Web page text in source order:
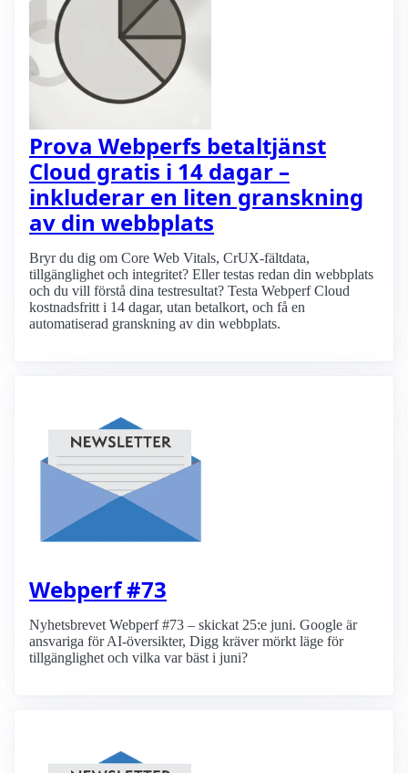
Prova Webperfs betaltjänst
Cloud gratis i 14 dagar –
inkluderar en liten granskning
av din webbplats
Bryr du dig om Core Web Vitals, CrUX-fältdata,
tillgänglighet och integritet? Eller testas redan din webbplats
och du vill förstå dina testresultat? Testa Webperf Cloud
kostnadsfritt i 14 dagar, utan betalkort, och få en
automatiserad granskning av din webbplats.
Webperf #73
Nyhetsbrevet Webperf #73 – skickat 25:e juni. Google är
ansvariga för AI-översikter, Digg kräver mörkt läge för
tillgänglighet och vilka var bäst i juni?